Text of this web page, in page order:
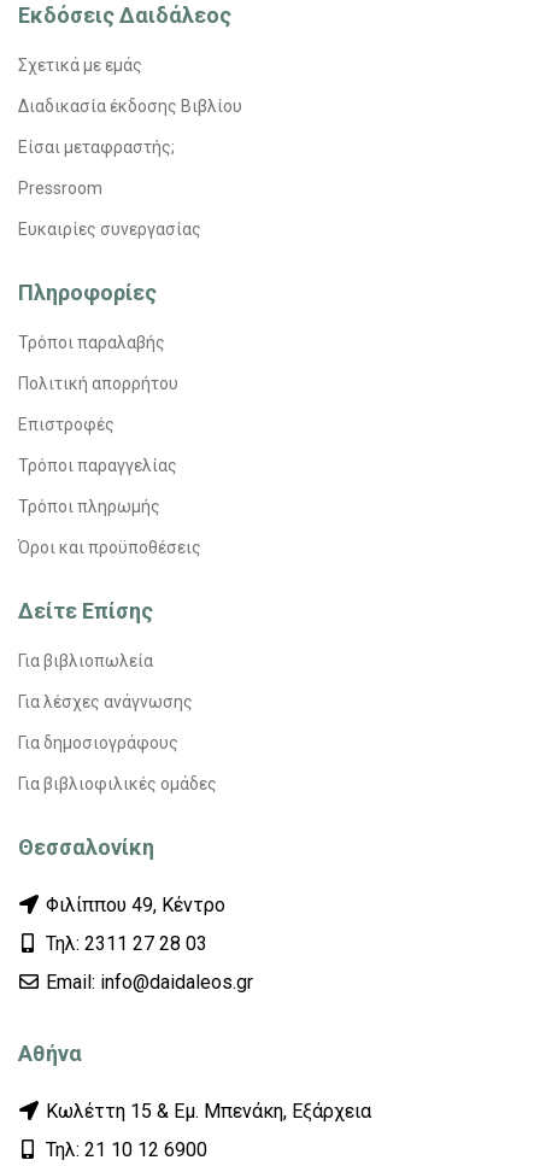
Εκδόσεις Δαιδάλεος
Σχετικά με εμάς
Διαδικασία έκδοσης Βιβλίου
Είσαι μεταφραστής;
Pressroom
Ευκαιρίες συνεργασίας
Πληροφορίες
Τρόποι παραλαβής
Πολιτική απορρήτου
Επιστροφές
Τρόποι παραγγελίας
Τρόποι πληρωμής
Όροι και προϋποθέσεις
Δείτε Επίσης
Για βιβλιοπωλεία
Για λέσχες ανάγνωσης
Για δημοσιογράφους
Για βιβλιοφιλικές ομάδες
Θεσσαλονίκη
Φιλίππου 49, Κέντρο
Τηλ: 2311 27 28 03
Εmail: info@daidaleos.gr
Αθήνα
Κωλέττη 15 & Εμ. Μπενάκη, Εξάρχεια
Τηλ: 21 10 12 6900